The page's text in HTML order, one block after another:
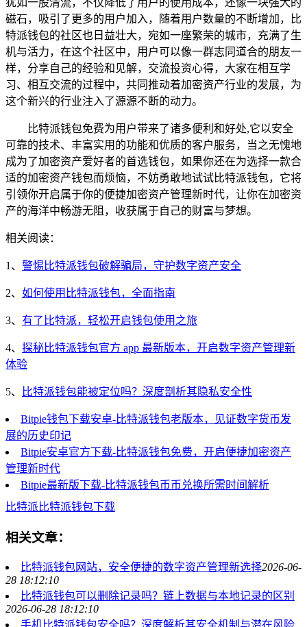
磁石，吸引了更多的用户加入，随着用户数量的不断增加，比
特派钱包的社区也日益壮大，宛如一座繁荣的城市，充满了生
机与活力，在这个社区中，用户可以像一群志同道合的朋友一
样，分享自己的经验和见解，交流投资心得，大家在相互学
习、相互交流的过程中，共同推动着加密资产行业的发展，为
这个新兴的行业注入了源源不断的动力。
比特派钱包免费为用户带来了诸多便利和好处,它以安全
可靠的技术、丰富实用的功能和优质的客户服务，当之无愧地
成为了加密资产爱好者的首选钱包，如果你还在为选择一款合
适的加密资产钱包而烦恼，不妨勇敢地试试比特派钱包，它将
引领你开启属于你的便捷加密资产管理新时代，让你在加密资
产的海洋中畅游无阻，收获属于自己的财富与梦想。
相关阅读：
1、 警惕比特派钱包破解骗局，守护数字资产安全
2、 如何使用比特派钱包，全面指南
3、 有了比特派，轻松开启钱包使用之旅
4、 探秘比特派钱包官方 app 最新版本，开启数字资产管理新
体验
5、 比特派钱包能被定位吗？深度剖析其隐私安全性
Bitpie钱包下载安卓-比特派钱包老版本，见证数字货币发
展的历史印记
Bitpie安卓官方下载-比特派钱包免费，开启便捷加密资产
管理新时代
Bitpie最新版下载-比特派钱包币币兑换所需时间解析
比特派 比特派钱包下载
相关文章：
比特派钱包网站，安全便捷的数字资产管理新选择2026-06-
28 18:12:10
比特派钱包可以删除记录吗？链上数据与本地记录的区别
2026-06-28 18:12:10